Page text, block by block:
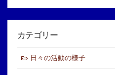
カテゴリー
日々の活動の様子